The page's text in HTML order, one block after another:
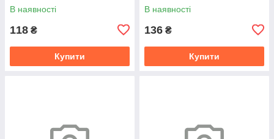
В наявності
118 ₴
Купити
В наявності
136 ₴
Купити